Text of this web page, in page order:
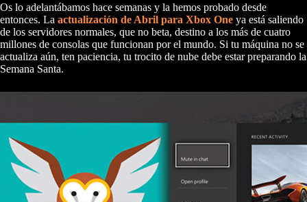
Os lo adelantábamos hace semanas y la hemos probado desde
entonces. La actualización de Abril para Xbox One ya está saliendo
de los servidores normales, que no beta, destino a los más de cuatro
millones de consolas que funcionan por el mundo. Si tu máquina no se
actualiza aún, ten paciencia, tu trocito de nube debe estar preparando la
Semana Santa.